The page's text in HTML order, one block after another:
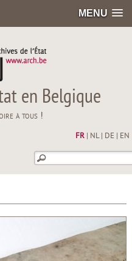
MENU
en Belgique
à tous !
FR| NL| DE EN